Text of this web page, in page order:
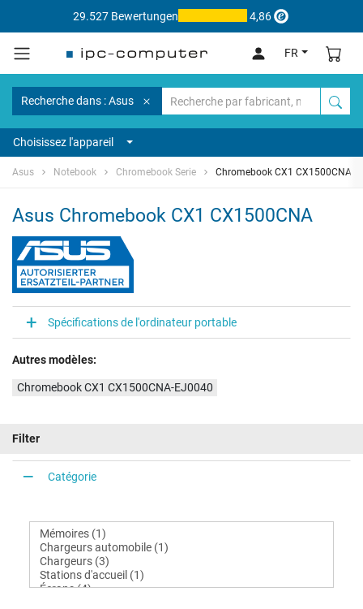
29.527 Bewertungen 4,86
FR
Recherche dans : Asus
Choisissez l'appareil
Asus Notebook Chromebook Serie Chromebook CX1 CX1500CNA
Asus Chromebook CX1 CX1500CNA
Spécifications de l'ordinateur portable
Autres modèles:
Chromebook CX1 CX1500CNA-EJ0040
Filter
Catégorie